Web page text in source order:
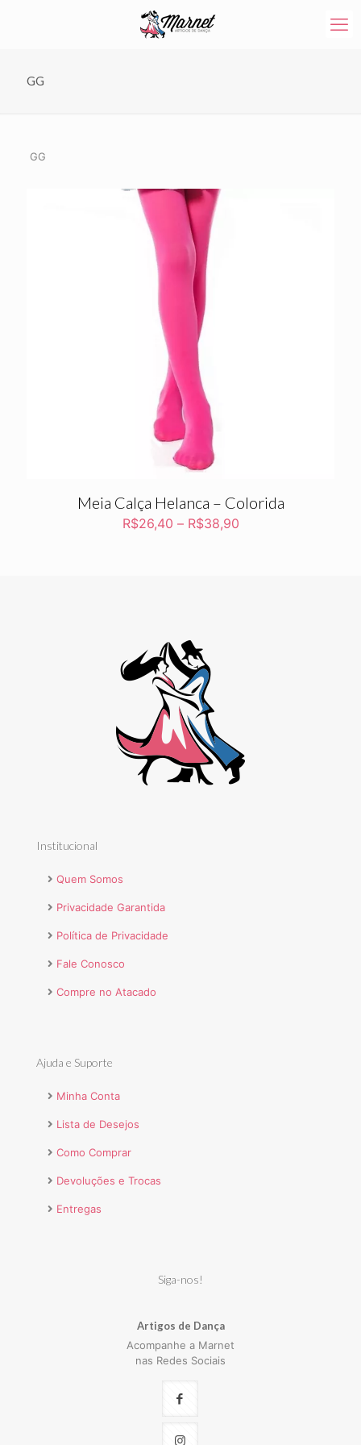
GG
GG
Meia Calça Helanca – Colorida
R$26,40 – R$38,90
Institucional
Quem Somos
Privacidade Garantida
Política de Privacidade
Fale Conosco
Compre no Atacado
Ajuda e Suporte
Minha Conta
Lista de Desejos
Como Comprar
Devoluções e Trocas
Entregas
Siga-nos!
Artigos de Dança
Acompanhe a Marnet
nas Redes Sociais